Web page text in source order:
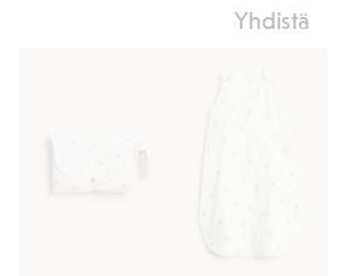
Yhdistä